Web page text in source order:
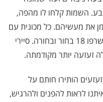
השמות קלחו לו מהפה,
את מעשיהם. כל מכונית עם
זהות, כולל אמבולנסים, באחד מהם נשרפו 18 בחור ובחורה. סיירי
הותירו חותם על
לראות להפנים ולהרגיש,